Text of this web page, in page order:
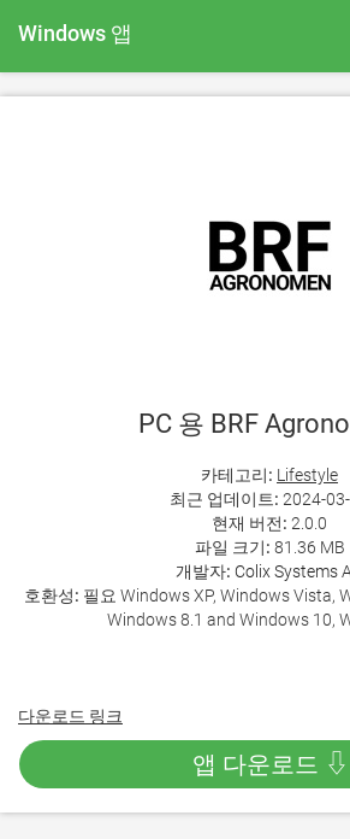
Windows 앱
PC 용 BRF
카테고리: Lifestyle
최근 업데이트: 2024-
현재 버전: 2.0.0
파일 크기: 81.36 MB
개발자: Colix Systems
호환성: 필요 Windows XP, Windows Vista,
Windows 8.1 and Windows 10,
다운로드 링크
앱 다운로드 ⇩